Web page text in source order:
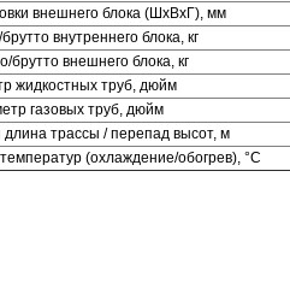
внешнего блока (ШхВхГ), мм
внутреннего блока, кг
брутто внешнего блока, кг
жидкостных труб, дюйм
газовых труб, дюйм
длина трассы / перепад высот, м
(охлаждение/обогрев), °С